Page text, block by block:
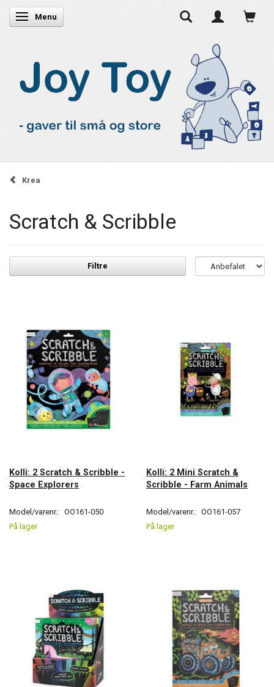
Skifte navigation
Menu
Krea
Scratch & Scribble
Filtre
Kolli: 2 Scratch & Scribble -
Space Explorers
Model/varenr.: OO161-050
På lager
Kolli: 2 Mini Scratch &
Scribble - Farm Animals
Model/varenr.: OO161-057
På lager